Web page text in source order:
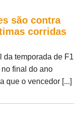
são contra
corridas
da temporada de F1
final do ano
que o vencedor [...]